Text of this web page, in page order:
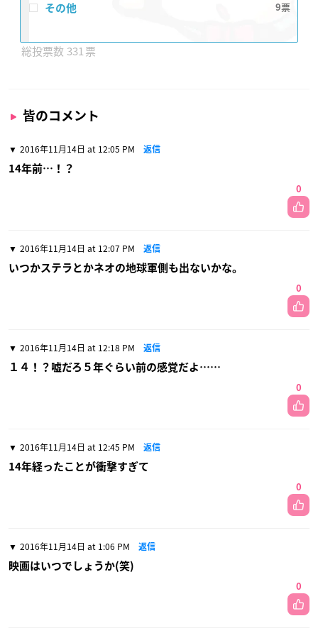
その他 9
331
皆のコメント
2016年11月14日 at 12:05 PM 返信
14年前…！？
0
2016年11月14日 at 12:07 PM 返信
いつかステラとかネオの地球軍側も出ないかな。
0
2016年11月14日 at 12:18 PM 返信
１４！？嘘だろ５年ぐらい前の感覚だよ……
0
2016年11月14日 at 12:45 PM 返信
14年経ったことが衝撃すぎて
0
2016年11月14日 at 1:06 PM 返信
映画はいつでしょうか(笑)
0